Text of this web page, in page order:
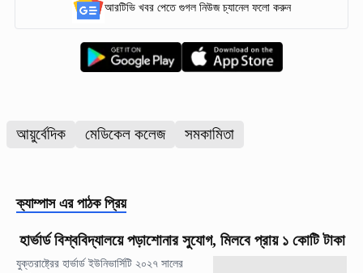
আরটিভি খবর পেতে গুগল নিউজ চ্যানেল ফলো করুন
আয়ুর্বেদিক মেডিকেল কলেজ সমকামিতা
ক্যাম্পাস এর পাঠক প্রিয়
হার্ভার্ড বিশ্ববিদ্যালয়ে পড়াশোনার সুযোগ, মিলবে প্রায় ১ কোটি টাকা
যুক্তরাষ্ট্রের হার্ভার্ড ইউনিভার্সিটি ২০২৭ সালের